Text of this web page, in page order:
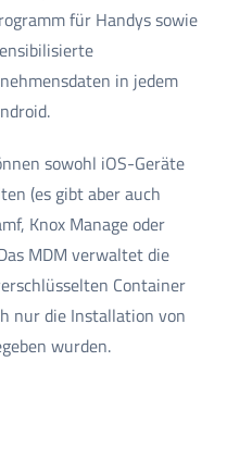
für Handys sowie
in jedem
sowohl iOS-Geräte
(es gibt aber auch
Knox Manage oder
MDM verwaltet die
Container
nur die Installation von
wurden.